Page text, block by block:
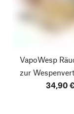
VapoWesp
zur
34,90 €